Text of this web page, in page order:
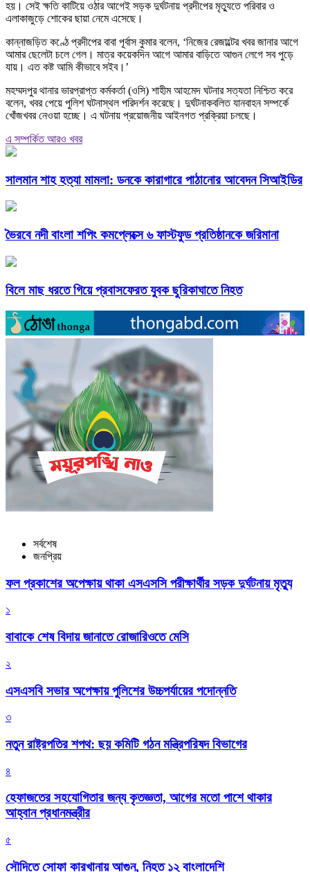
হয়। সেই ক্ষতি কাটিয়ে ওঠার আগেই সড়ক দুর্ঘটনায় প্রদীপের মৃত্যুতে পরিবার ও
এলাকাজুড়ে শোকের ছায়া নেমে এসেছে।
কান্নাজড়িত কণ্ঠে প্রদীপের বাবা পূর্বাস কুমার বলেন, ‘নিজের রেজাল্টের খবর জানার আগে
আমার ছেলেটা চলে গেল। মাত্র কয়েকদিন আগে আমার বাড়িতে আগুন লেগে সব পুড়ে
যায়। এত কষ্ট আমি কীভাবে সইব।’
মহম্মদপুর থানার ভারপ্রাপ্ত কর্মকর্তা (ওসি) শাহীম আহমেদ ঘটনার সত্যতা নিশ্চিত করে
বলেন, খবর পেয়ে পুলিশ ঘটনাস্থল পরিদর্শন করেছে। দুর্ঘটনাকবলিত যানবাহন সম্পর্কে
খোঁজখবর নেওয়া হচ্ছে। এ ঘটনায় প্রয়োজনীয় আইনগত প্রক্রিয়া চলছে।
এ সম্পর্কিত আরও খবর
সালমান শাহ হত্যা মামলা: ডনকে কারাগারে পাঠানোর আবেদন সিআইডির
ভৈরবে নদী বাংলা শপিং কমপ্লেক্সে ৬ ফাস্টফুড প্রতিষ্ঠানকে জরিমানা
বিলে মাছ ধরতে গিয়ে প্রবাসফেরত যুবক ছুরিকাঘাতে নিহত
সর্বশেষ
জনপ্রিয়
ফল প্রকাশের অপেক্ষায় থাকা এসএসসি পরীক্ষার্থীর সড়ক দুর্ঘটনায় মৃত্যু
১
বাবাকে শেষ বিদায় জানাতে রোজারিওতে মেসি
২
এসএসবি সভার অপেক্ষায় পুলিশের উচ্চপর্যায়ের পদোন্নতি
৩
নতুন রাষ্ট্রপতির শপথ: ছয় কমিটি গঠন মন্ত্রিপরিষদ বিভাগের
৪
হেফাজতের সহযোগিতার জন্য কৃতজ্ঞতা, আগের মতো পাশে থাকার
আহ্বান প্রধানমন্ত্রীর
৫
সৌদিতে সোফা কারখানায় আগুন, নিহত ১২ বাংলাদেশি